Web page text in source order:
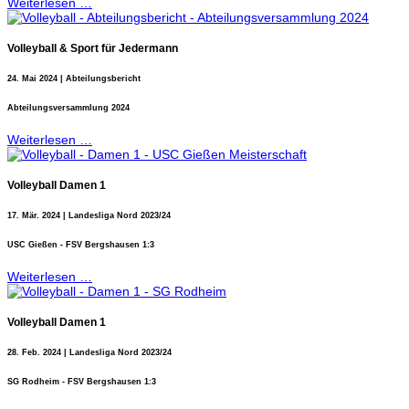
Volleyball & Sport für Jedermann
24. Mai 2024 | Abteilungsbericht
Abteilungsversammlung 2024
Weiterlesen …
Volleyball Damen 1
17. Mär. 2024 | Landesliga Nord 2023/24
USC Gießen - FSV Bergshausen 1:3
Weiterlesen …
Volleyball Damen 1
28. Feb. 2024 | Landesliga Nord 2023/24
SG Rodheim - FSV Bergshausen 1:3